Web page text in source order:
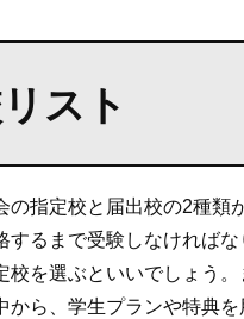
スト
指定校と届出校の2種類
るまで受験しなければ
を選ぶといいでしょう
ら、学生プランや特典